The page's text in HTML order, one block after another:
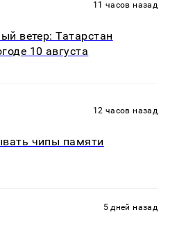
11 часов назад
ветер: Татарстан
10 августа
12 часов назад
чипы памяти
5 дней назад